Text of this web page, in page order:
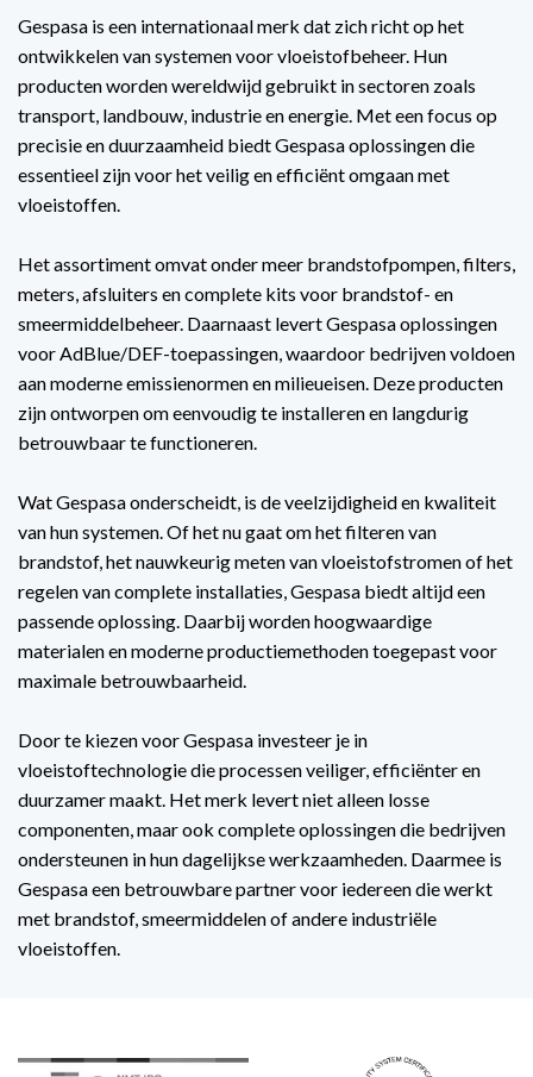
Gespasa is een internationaal merk dat zich richt op het
ontwikkelen van systemen voor vloeistofbeheer. Hun
producten worden wereldwijd gebruikt in sectoren zoals
transport, landbouw, industrie en energie. Met een focus op
precisie en duurzaamheid biedt Gespasa oplossingen die
essentieel zijn voor het veilig en efficiënt omgaan met
vloeistoffen.
Het assortiment omvat onder meer brandstofpompen, filters,
meters, afsluiters en complete kits voor brandstof- en
smeermiddelbeheer. Daarnaast levert Gespasa oplossingen
voor AdBlue/DEF-toepassingen, waardoor bedrijven voldoen
aan moderne emissienormen en milieueisen. Deze producten
zijn ontworpen om eenvoudig te installeren en langdurig
betrouwbaar te functioneren.
Wat Gespasa onderscheidt, is de veelzijdigheid en kwaliteit
van hun systemen. Of het nu gaat om het filteren van
brandstof, het nauwkeurig meten van vloeistofstromen of het
regelen van complete installaties, Gespasa biedt altijd een
passende oplossing. Daarbij worden hoogwaardige
materialen en moderne productiemethoden toegepast voor
maximale betrouwbaarheid.
Door te kiezen voor Gespasa investeer je in
vloeistoftechnologie die processen veiliger, efficiënter en
duurzamer maakt. Het merk levert niet alleen losse
componenten, maar ook complete oplossingen die bedrijven
ondersteunen in hun dagelijkse werkzaamheden. Daarmee is
Gespasa een betrouwbare partner voor iedereen die werkt
met brandstof, smeermiddelen of andere industriële
vloeistoffen.